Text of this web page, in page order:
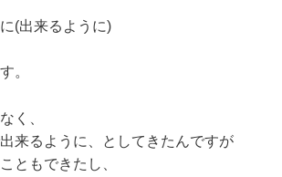
(出来るように)
。
く、
来るように、としてきたんですが
ともできたし、